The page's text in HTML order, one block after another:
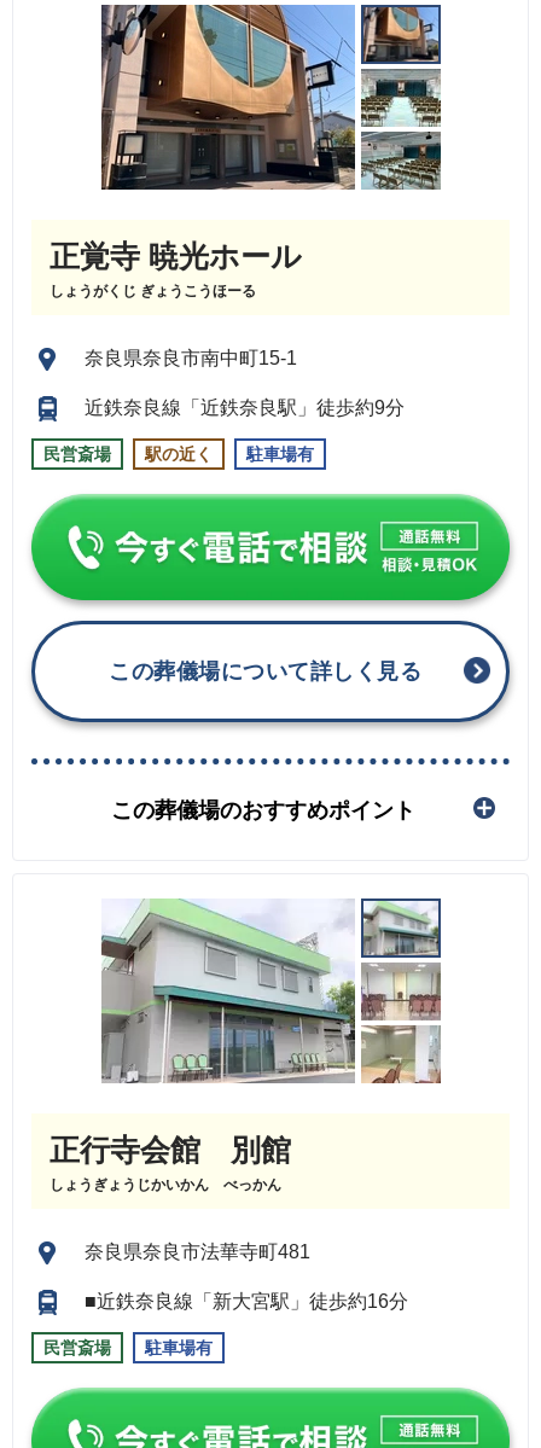
正覚寺 暁光ホール
しょうがくじ ぎょうこうほーる
奈良県奈良市南中町15-1
近鉄奈良線「近鉄奈良駅」徒歩約9分
民営斎場 駅の近く 駐車場有
この葬儀場について詳しく見る
この葬儀場のおすすめポイント
正行寺会館 別館
しょうぎょうじかいかん べっかん
奈良県奈良市法華寺町481
■近鉄奈良線「新大宮駅」徒歩約16分
民営斎場 駐車場有